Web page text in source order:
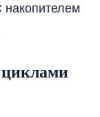
накопителем